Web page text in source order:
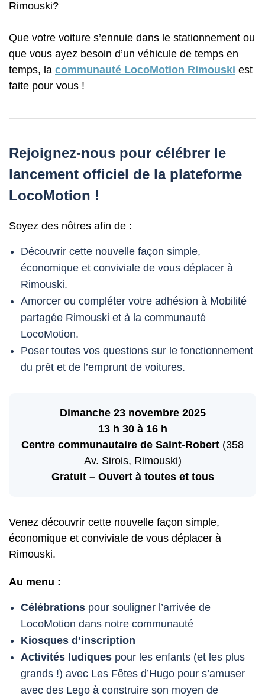
Rimouski?
Que votre voiture s’ennuie dans le stationnement ou
que vous ayez besoin d’un véhicule de temps en
temps, la communauté LocoMotion Rimouski est
faite pour vous !
Rejoignez-nous pour célébrer le
lancement officiel de la plateforme
LocoMotion !
Soyez des nôtres afin de :
Découvrir cette nouvelle façon simple,
économique et conviviale de vous déplacer à
Rimouski.
Amorcer ou compléter votre adhésion à Mobilité
partagée Rimouski et à la communauté
LocoMotion.
Poser toutes vos questions sur le fonctionnement
du prêt et de l’emprunt de voitures.
Dimanche 23 novembre 2025
13 h 30 à 16 h
Centre communautaire de Saint-Robert (358
Av. Sirois, Rimouski)
Gratuit – Ouvert à toutes et tous
Venez découvrir cette nouvelle façon simple,
économique et conviviale de vous déplacer à
Rimouski.
Au menu :
Célébrations pour souligner l’arrivée de
LocoMotion dans notre communauté
Kiosques d’inscription
Activités ludiques pour les enfants (et les plus
grands !) avec Les Fêtes d’Hugo pour s’amuser
avec des Lego à construire son moyen de